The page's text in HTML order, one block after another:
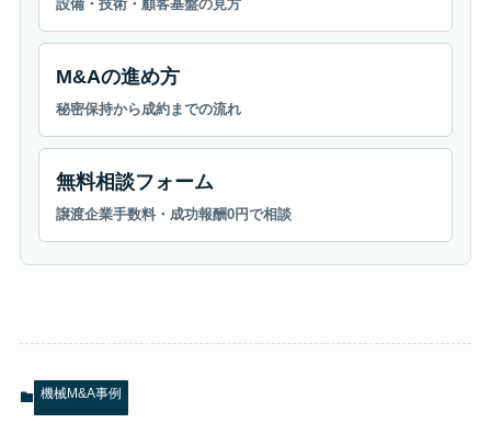
設備・技術・顧客基盤の見方
M&Aの進め方
秘密保持から成約までの流れ
無料相談フォーム
譲渡企業手数料・成功報酬0円で相談
機械M&A事例